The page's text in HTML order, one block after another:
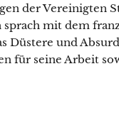
der Vereinigten
sprach mit dem
Düstere und
für seine Arbeit